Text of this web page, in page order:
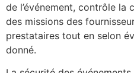
de l’événement, contrôle
des missions des
prestataires tout en selon
donné.